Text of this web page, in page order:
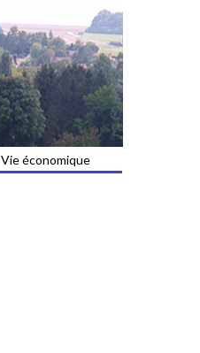
Vie économique